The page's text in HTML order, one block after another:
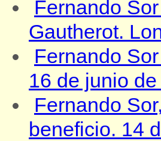
Fernando
Gautherot.
Fernando
16 de junio
Fernando
beneficio. 14